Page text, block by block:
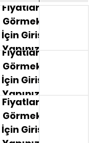
Fiyatları
Görmek
İçin Giriş
Yapınız.
Fiyatları
Görmek
İçin Giriş
Yapınız.
Fiyatları
Görmek
İçin Giriş